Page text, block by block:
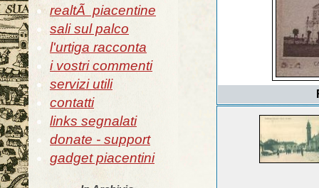
realtÃ piacentine
sali sul palco
l'urtiga racconta
i vostri commenti
servizi utili
contatti
links segnalati
donate - support
gadget piacentini